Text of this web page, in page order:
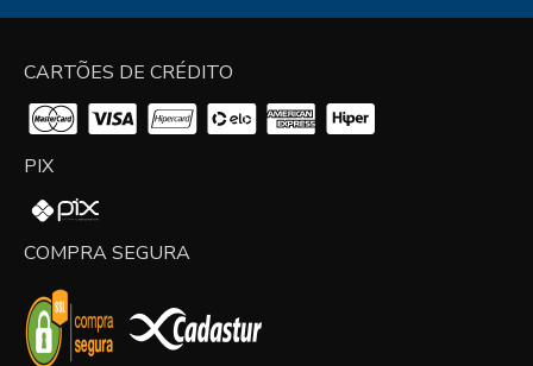
CARTÕES DE CRÉDITO
PIX
COMPRA SEGURA